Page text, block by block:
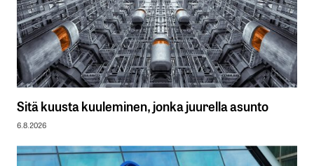
Sitä kuusta kuuleminen, jonka juurella asunto
6.8.2026